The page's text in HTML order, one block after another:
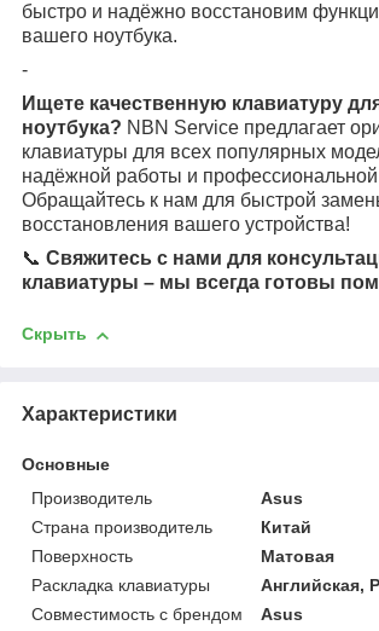
быстро и надёжно восстановим
вашего ноутбука.
-
Ищете качественную клавиатуру
ноутбука? NBN Service предлагает
клавиатуры для всех популярных
надёжной работы и профессиональной
Обращайтесь к нам для быстрой
восстановления вашего устройства!
📞 Свяжитесь с нами для
клавиатуры – мы всегда готовы
Скрыть
Характеристики
Основные
Производитель
Asus
Страна производитель
Китай
Поверхность
Матовая
Раскладка клавиатуры
Английская,
Совместимость с брендом
Asus